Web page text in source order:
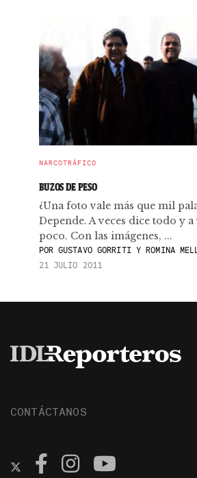
NARCOTRÁFICO
BUZOS DE PESO
¿Una foto vale más que mil
Depende. A veces dice todo y a
poco. Con las imágenes, ...
PORGUSTAVO GORRITI Y ROMINA
21 JULIO 2011
CONTÁCTANOS